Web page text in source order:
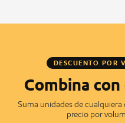
DESCUENTO POR
Combina
Suma unidades de cualquiera
precio por